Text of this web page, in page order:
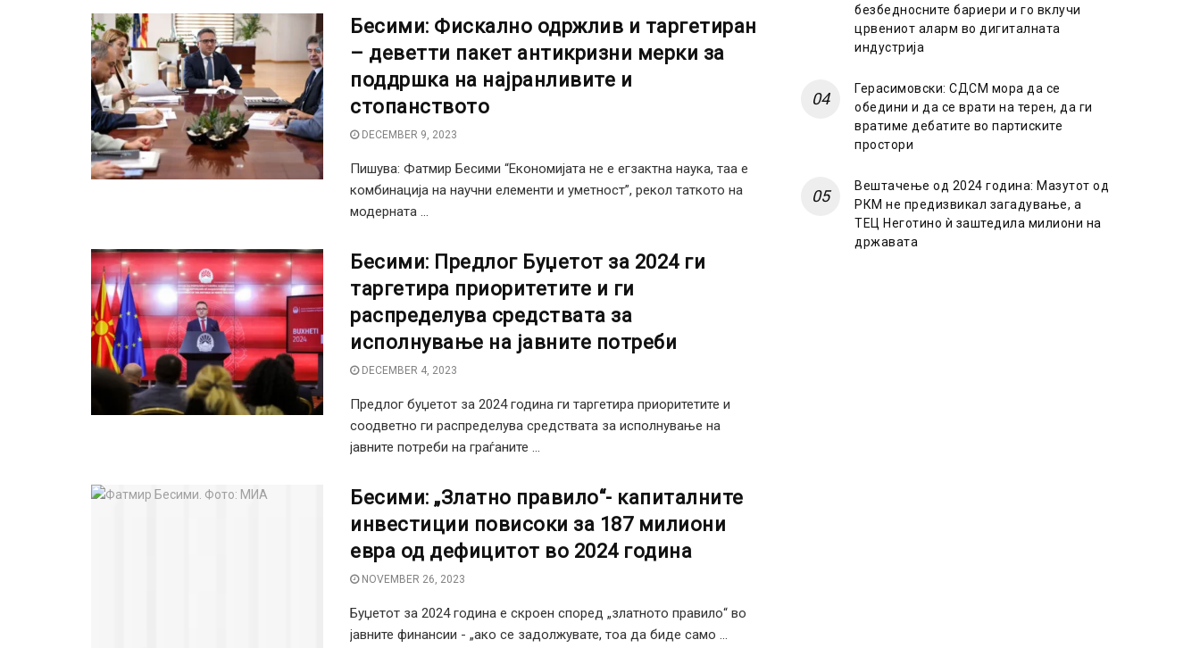
Бесими: Фискално одржлив и таргетиран
– деветти пакет антикризни мерки за
поддршка на најранливите и
стопанството
DECEMBER 9, 2023
Пишува: Фатмир Бесими “Економијата не е егзактна наука, таа е
комбинација на научни елементи и уметност”, рекол таткото на
модерната ...
Бесими: Предлог Буџетот за 2024 ги
таргетира приоритетите и ги
распределува средствата за
исполнување на јавните потреби
DECEMBER 4, 2023
Предлог буџетот за 2024 година ги таргетира приоритетите и
соодветно ги распределува средствата за исполнување на
јавните потреби на граѓаните ...
Бесими: „Златно правило“- капиталните
инвестиции повисоки за 187 милиони
евра од дефицитот во 2024 година
NOVEMBER 26, 2023
Буџетот за 2024 година е скроен според „златното правило“ во
јавните финансии - „ако се задолжувате, тоа да биде само ...
безбедносните бариери и го вклучи
црвениот аларм во дигиталната
индустрија
Герасимовски: СДСМ мора да се
обедини и да се врати на терен, да ги
вратиме дебатите во партиските
простори
Вештачење од 2024 година: Мазутот од
РКМ не предизвикал загадување, а
ТЕЦ Неготино ѝ заштедила милиони на
државата